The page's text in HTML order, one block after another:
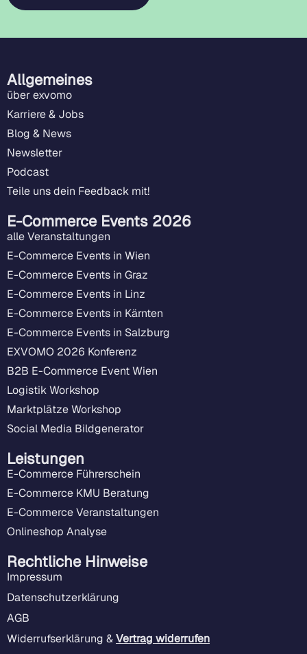
Allgemeines
über exvomo
Karriere & Jobs
Blog & News
Newsletter
Podcast
Teile uns dein Feedback mit!
E-Commerce Events 2026
alle Veranstaltungen
E-Commerce Events in Wien
E-Commerce Events in Graz
E-Commerce Events in Linz
E-Commerce Events in Kärnten
E-Commerce Events in Salzburg
EXVOMO 2026 Konferenz
B2B E-Commerce Event Wien
Logistik Workshop
Marktplätze Workshop
Social Media Bildgenerator
Leistungen
E-Commerce Führerschein
E-Commerce KMU Beratung
E-Commerce Veranstaltungen
Onlineshop Analyse
Rechtliche Hinweise
Impressum
Datenschutzerklärung
AGB
Widerrufserklärung &Vertrag widerrufen